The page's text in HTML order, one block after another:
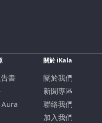
書
關於 iKala
關於我們
新聞專區
聯絡我們
加入我們